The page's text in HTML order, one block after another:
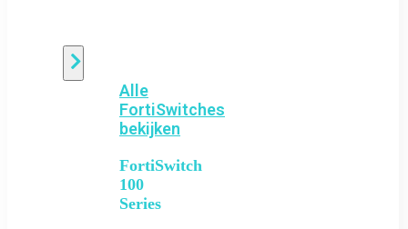
Alle
FortiSwitches
bekijken
FortiSwitch
100
Series